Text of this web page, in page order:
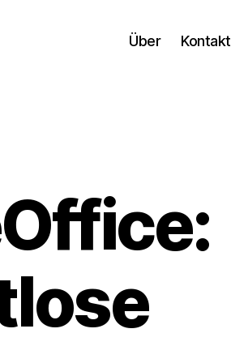
Über Kontakt